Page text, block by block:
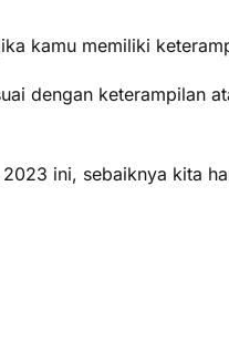
kamu memiliki
dengan keterampilan
ini, sebaiknya kita